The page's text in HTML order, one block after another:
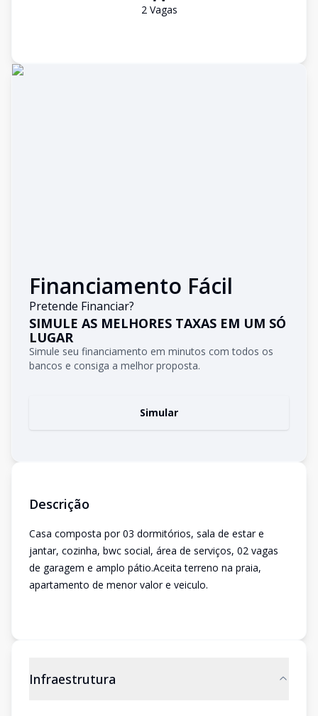
2Vagas
Financiamento Fácil
Pretende Financiar?
SIMULE AS MELHORES TAXAS EM UM SÓ
LUGAR
Simule seu financiamento em minutos com todos os
bancos e consiga a melhor proposta.
Simular
Descrição
Casa composta por 03 dormitórios, sala de estar e
jantar, cozinha, bwc social, área de serviços, 02 vagas
de garagem e amplo pátio.Aceita terreno na praia,
apartamento de menor valor e veiculo.
Infraestrutura